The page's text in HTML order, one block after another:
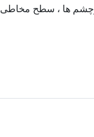
ها ، سطح مخاطی